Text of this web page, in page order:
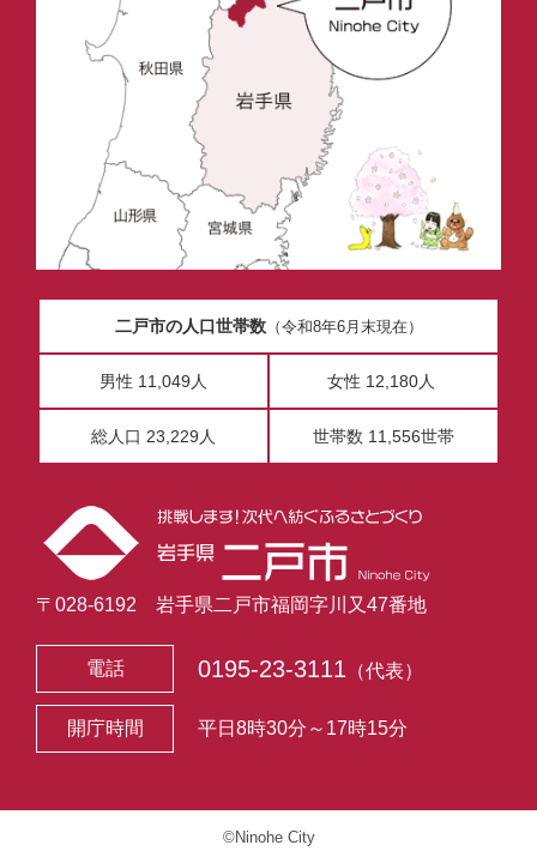
二戸市の人口世帯数（令和8年6月末現在）
男性 11,049人 女性 12,180人
総人口 23,229人 世帯数 11,556世帯
〒028-6192 岩手県二戸市福岡字川又47番地
電話 0195-23-3111 （代表）
開庁時間 平日8時30分～17時15分
©Ninohe City